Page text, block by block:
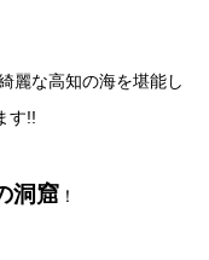
麗な高知の海を堪能し
す!!
洞窟 ！